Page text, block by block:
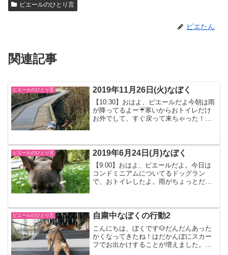
ピエールのひとり言
ピエたん
関連記事
ピエールのひとり言 2019年11月26日(火)なぼく
【10:30】おはよ、ピエールだよ今朝は雨
が降ってるよー☔️寒いからおトイレだけ
お外でして、すぐ戻って来ちゃった！
っぱいいたよ湖の周りをくるっとまわっ
てたのしかっ...
ピエールのひとり言 2019年6月24日(月)なぼく
【9:00】おはよ、ピエールだよ。今日は
コンドミニアムについてるドッグラン
で、おトイレしたよ。雨がちょっとだけ
はまたワンち...
ピエールのひとり言 自粛中なぼくの行動2
こんにちは、ぼくです🐶だんだんあった
かくなってきたね！はだかんぼにスカー
フでお出かけすることが増えました。人